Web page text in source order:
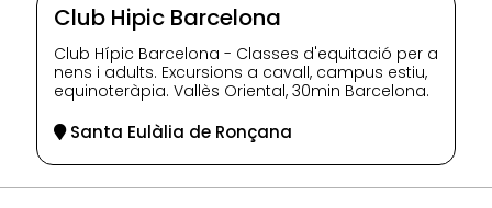
Club Hipic Barcelona
Club Hípic Barcelona - Classes d'equitació per a
nens i adults. Excursions a cavall, campus estiu,
equinoteràpia. Vallès Oriental, 30min Barcelona.
Santa Eulàlia de Ronçana